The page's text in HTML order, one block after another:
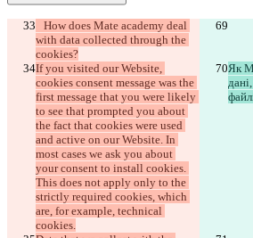
with data collected through the
cookies?
If you visited our Website,
cookies consent message was the
first message that you were likely
to see that prompted you about
the fact that cookies were used
and active on our Website. In
most cases we ask you about
your consent to install cookies.
This does not apply only to the
strictly required cookies, which
are, for example, technical
cookies.
Як